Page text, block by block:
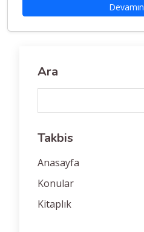
Ara
Takbis
Anasayfa
Konular
Kitaplık